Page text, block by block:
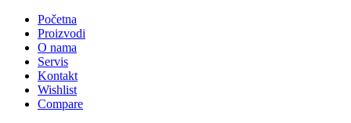
Početna
Proizvodi
O nama
Servis
Kontakt
Wishlist
Compare